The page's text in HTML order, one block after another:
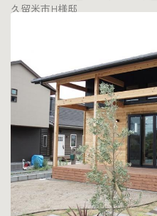
久留米市H様邸